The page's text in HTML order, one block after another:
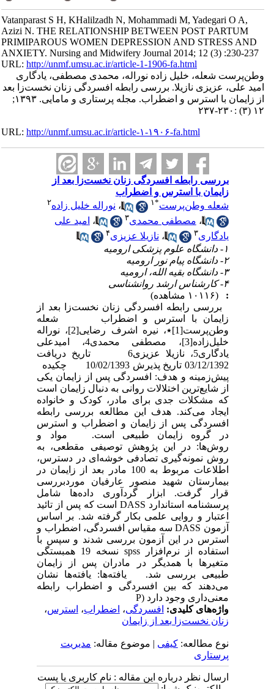
Vatanparast S H, KHalilzadh N, Mohammadi M, Yadegari O A,
Azizi N. THE RELATIONSHIP BETWEEN POST PARTUM
PRIMIPAROUS WOMEN DEPRESSION AND STRESS AND
ANXIETY. Nursing and Midwifery Journal 2014; 12 (3) :230-237
URL:http://unmf.umsu.ac.ir/article-1-1906-fa.html
وطن‌پرست شعله، خلیل زاده نوراله، محمدی مصطفی، یادگاری
امید علی، عزیزی نازیلا. بررسی رابطه افسردگی زنان نخست‌زا بعد
از زایمان با استرس و اضطراب. مجله پرستاری و مامایی. ۱۳۹۳;
۱۲ (۳) :۲۳۰-۲۳۷
URL:http://unmf.umsu.ac.ir/article-۱-۱۹۰۶-fa.html
بررسی رابطه افسردگی زنان نخست‌زا بعد از
زایمان با استرس و اضطراب
شعله وطن‌پرست* ۱ ،نوراله خلیل زاده۲
،مصطفی محمدی ،امید علی
یادگاری
،نازیلا عزیزی
بررسی رابطه افسردگی زنان نخست‌زا بعد از
زایمان با استرس و اضطراب شعله
وطن‌پرست[1]٭، نیره اشرف رضایی[2]، نوراله
خلیل‌زاده[3]، مصطفی محمدی4، امیدعلی
یادگاری5، نازیلا عزیزی6 تاریخ دریافت
03/12/1392 تاریخ پذیرش 10/02/1393 چکیده
پیش‌زمینه و هدف: افسردگی پس از زایمان یکی
از شایع‌ترین اختلالات روانی به دنبال زایمان است
که مشکلات جدی برای مادر، کودک و خانواده
ایجاد می‌کند. هدف این مطالعه بررسی رابطه
افسردگی پس از زایمان و اضطراب و استرس
در گروه زایمان طبیعی است. مواد و
روش‌ها: در این پژوهش توصیفی مقطعی، به
روش نمونه‌گیری تصادفی خوشه‌ای در دسترس،
اطلاعات مربوط به 100 مادر بعد از زایمان در
بیمارستان شهید منصور عارفیان موردبررسی
قرار گرفت. ابزار گردآوری داده‌ها شامل
پرسشنامه استاندارد DASS است که پس از تائید
اعتبار و روایی علمی بکار گرفته شد. بر اساس
آزمون DASS سه مقیاس افسردگی، اضطراب و
استرس در این آزمون بررسی شدند و سپس با
استفاده از نرم‌افزار spss نسخه 19 همبستگی
متغیرها با همدیگر در مادران پس از زایمان
طبیعی بررسی شد. یافته‌ها: یافته‌ها نشان
می‌دهند که بین افسردگی و اضطراب رابطه
معنی‌داری وجود دارد (P
واژه‌های کلیدی:افسردگی،اضطراب،استرس،
زنان نخست‌زا بعد از زایمان
نوع مطالعه:کیفی| موضوع مقاله:مدیریت
پرستاری
ارسال نظر درباره این مقاله : نام کاربری یا پست